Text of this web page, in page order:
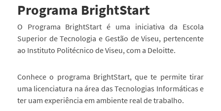
Programa BrightStart
O Programa BrightStart é uma iniciativa da Escola
Superior de Tecnologia e Gestão de Viseu, pertencente
ao Instituto Politécnico de Viseu, com a Deloitte.
Conhece o programa BrightStart, que te permite tirar
uma licenciatura na área das Tecnologias Informáticas e
ter uam experiência em ambiente real de trabalho.